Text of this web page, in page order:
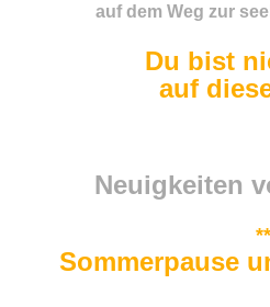
auf dem Weg zur
Du bist
auf
Neuigkeiten
Sommerpause